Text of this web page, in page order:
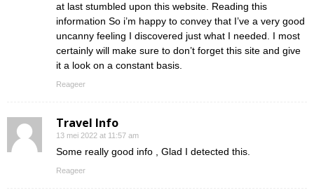
at last stumbled upon this website. Reading this
information So i’m happy to convey that I’ve a very good
uncanny feeling I discovered just what I needed. I most
certainly will make sure to don’t forget this site and give
it a look on a constant basis.
Reageer
Travel Info
13 mei 2022 at 11:57 am
Some really good info , Glad I detected this.
Reageer